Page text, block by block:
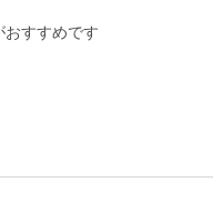
すすめです